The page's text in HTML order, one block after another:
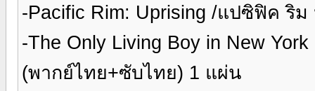
-Pacific Rim: Uprising /แปซิฟิค ริ
-The Only Living Boy in New
(พากย์ไทย+ซับไทย) 1 แผ่น